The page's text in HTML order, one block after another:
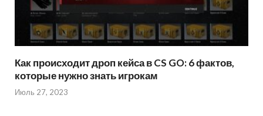
Как происходит дроп кейса в CS GO: 6 фактов,
которые нужно знать игрокам
Июль 27, 2023